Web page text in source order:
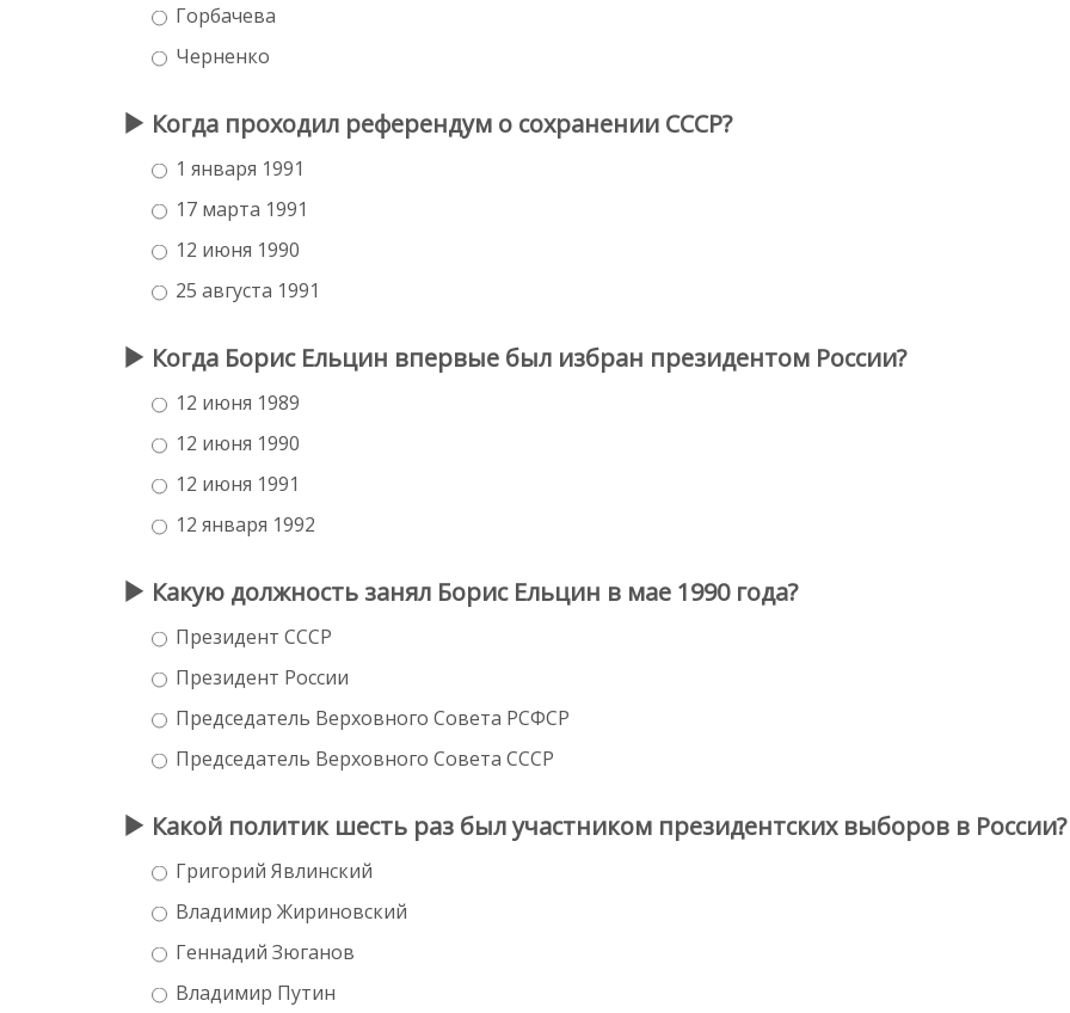
Горбачева
Черненко
Когда проходил референдум о сохранении СССР?
1 января 1991
17 марта 1991
12 июня 1990
25 августа 1991
Когда Борис Ельцин впервые был избран президентом России?
12 июня 1989
12 июня 1990
12 июня 1991
12 января 1992
Какую должность занял Борис Ельцин в мае 1990 года?
Президент СССР
Президент России
Председатель Верховного Совета РСФСР
Председатель Верховного Совета СССР
Какой политик шесть раз был участником президентских выборов в России?
Григорий Явлинский
Владимир Жириновский
Геннадий Зюганов
Владимир Путин